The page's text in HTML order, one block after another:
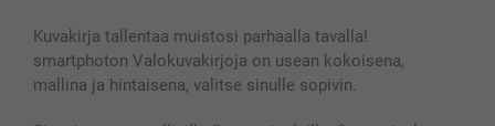
Kännykkä & Tabletti
MyNameBook
Sivukartta
Ehdot/takuut
smartbonus
Hinnat & maksutavat
Kuvakirja tallentaa muistosi parhaalla tavalla!
smartphoton Valokuvakirjoja on usean kokoisena,
mallina ja hintaisena, valitse sinulle sopivin.